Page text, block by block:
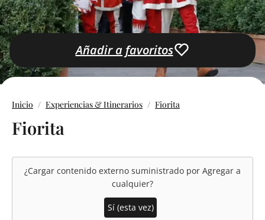
Añadir a favoritos
Inicio Experiencias & Itinerarios Fiorita
Fiorita
¿Cargar contenido externo suministrado por Agregar a
cualquier?
Sí (esta vez)